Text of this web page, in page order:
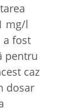
mg/l
a fost
pentru
caz
dosar